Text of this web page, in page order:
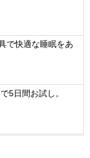
で快適な睡眠をあ
5日間お試し。